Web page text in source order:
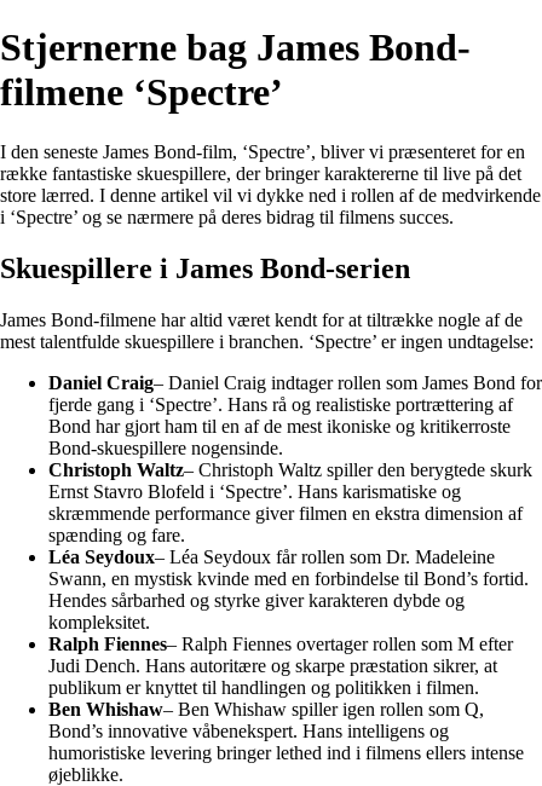
Stjernerne bag James Bond-
filmene ‘Spectre’
I den seneste James Bond-film, ‘Spectre’, bliver vi præsenteret for en
række fantastiske skuespillere, der bringer karaktererne til live på det
store lærred. I denne artikel vil vi dykke ned i rollen af de medvirkende
i ‘Spectre’ og se nærmere på deres bidrag til filmens succes.
Skuespillere i James Bond-serien
James Bond-filmene har altid været kendt for at tiltrække nogle af de
mest talentfulde skuespillere i branchen. ‘Spectre’ er ingen undtagelse:
Daniel Craig– Daniel Craig indtager rollen som James Bond for
fjerde gang i ‘Spectre’. Hans rå og realistiske portrættering af
Bond har gjort ham til en af de mest ikoniske og kritikerroste
Bond-skuespillere nogensinde.
Christoph Waltz– Christoph Waltz spiller den berygtede skurk
Ernst Stavro Blofeld i ‘Spectre’. Hans karismatiske og
skræmmende performance giver filmen en ekstra dimension af
spænding og fare.
Léa Seydoux– Léa Seydoux får rollen som Dr. Madeleine
Swann, en mystisk kvinde med en forbindelse til Bond’s fortid.
Hendes sårbarhed og styrke giver karakteren dybde og
kompleksitet.
Ralph Fiennes– Ralph Fiennes overtager rollen som M efter
Judi Dench. Hans autoritære og skarpe præstation sikrer, at
publikum er knyttet til handlingen og politikken i filmen.
Ben Whishaw– Ben Whishaw spiller igen rollen som Q,
Bond’s innovative våbenekspert. Hans intelligens og
humoristiske levering bringer lethed ind i filmens ellers intense
øjeblikke.